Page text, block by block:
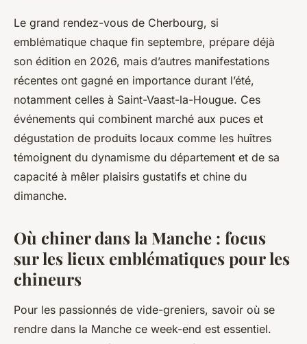
Le grand rendez-vous de Cherbourg, si
emblématique chaque fin septembre, prépare déjà
son édition en 2026, mais d’autres manifestations
récentes ont gagné en importance durant l’été,
notamment celles à Saint-Vaast-la-Hougue. Ces
événements qui combinent marché aux puces et
dégustation de produits locaux comme les huîtres
témoignent du dynamisme du département et de sa
capacité à mêler plaisirs gustatifs et chine du
dimanche.
Où chiner dans la Manche : focus
sur les lieux emblématiques pour les
chineurs
Pour les passionnés de vide-greniers, savoir où se
rendre dans la Manche ce week-end est essentiel.